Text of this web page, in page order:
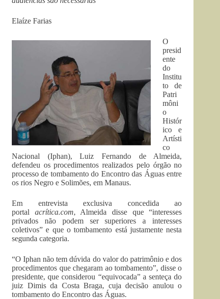
Elaíze Farias
O
presid
ente
do
Institu
to de
Patri
môni
o
Histór
ico e
Artísti
co
Nacional (Iphan), Luiz Fernando de Almeida,
defendeu os procedimentos realizados pelo órgão no
processo de tombamento do Encontro das Águas entre
os rios Negro e Solimões, em Manaus.
Em entrevista exclusiva concedida ao
portal acrítica.com, Almeida disse que “interesses
privados não podem ser superiores a interesses
coletivos” e que o tombamento está justamente nesta
segunda categoria.
“O Iphan não tem dúvida do valor do patrimônio e dos
procedimentos que chegaram ao tombamento”, disse o
presidente, que considerou “equivocada” a senteça do
juiz Dimis da Costa Braga, cuja decisão anulou o
tombamento do Encontro das Águas.